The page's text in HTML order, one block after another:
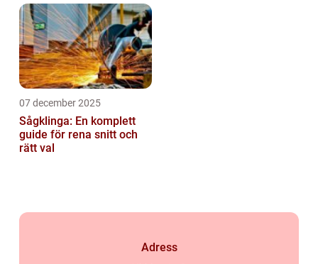
07 december 2025
Sågklinga: En komplett
guide för rena snitt och
rätt val
Adress